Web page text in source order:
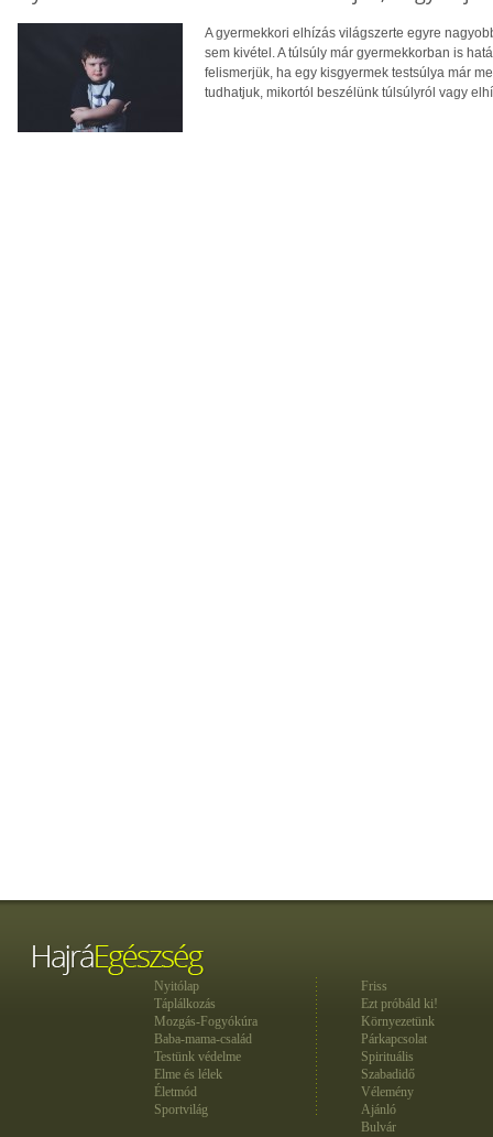
A gyermekkori elhízás világszerte egyre
sem kivétel. A túlsúly már gyermekkorban is
felismerjük, ha egy kisgyermek testsúlya már
tudhatjuk, mikortól beszélünk túlsúlyról vagy
Nyitólap
Táplálkozás
Mozgás-Fogyókúra
Baba-mama-család
Testünk védelme
Elme és lélek
Életmód
Sportvilág
Friss
Ezt próbáld ki!
Környezetünk
Párkapcsolat
Spirituális
Szabadidő
Vélemény
Ajánló
Bulvár